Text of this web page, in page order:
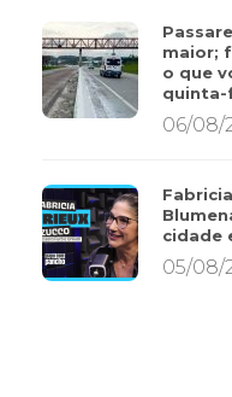
maior;
o que
quinta-
06/08/
cidade
05/08/